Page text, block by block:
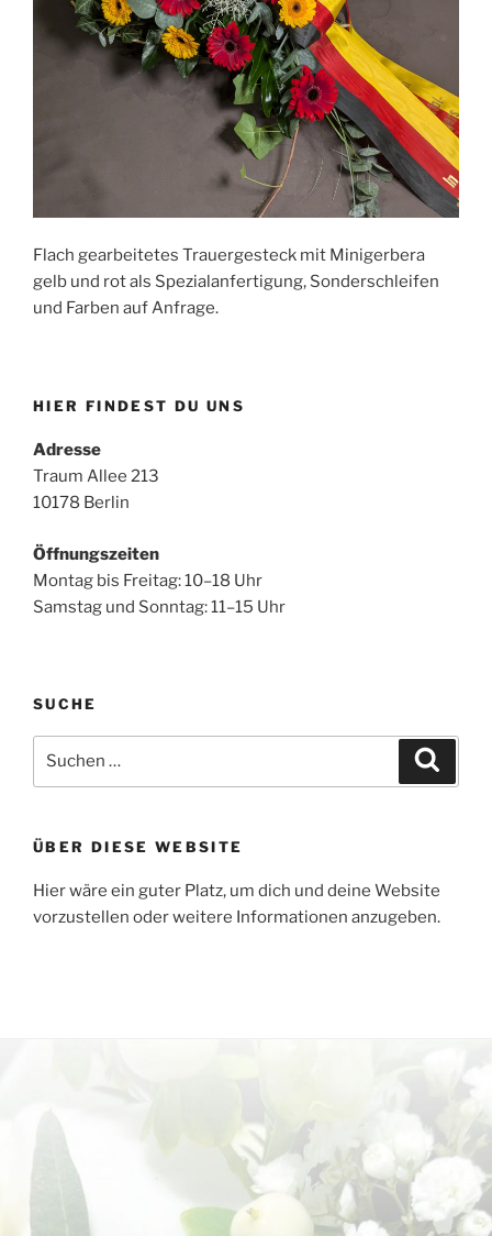
Flach gearbeitetes Trauergesteck mit Minigerbera
gelb und rot als Spezialanfertigung, Sonderschleifen
und Farben auf Anfrage.
HIER FINDEST DU UNS
Adresse
Traum Allee 213
10178 Berlin
Öffnungszeiten
Montag bis Freitag: 10–18 Uhr
Samstag und Sonntag: 11–15 Uhr
SUCHE
nach:
ÜBER DIESE WEBSITE
Hier wäre ein guter Platz, um dich und deine Website
vorzustellen oder weitere Informationen anzugeben.